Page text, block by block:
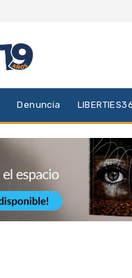
Denuncia